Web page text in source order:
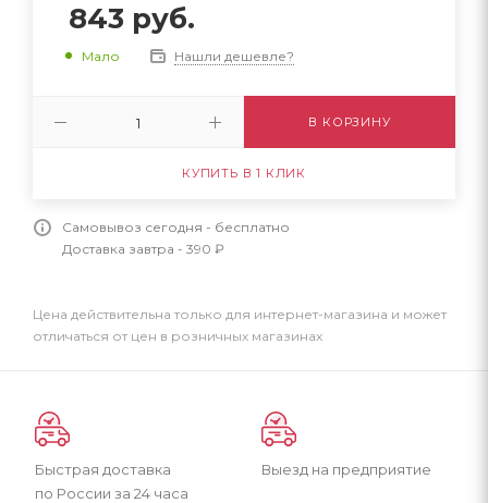
843 руб.
Мало Нашли дешевле?
В КОРЗИНУ
КУПИТЬ В 1 КЛИК
Самовывоз сегодня - бесплатно
Доставка завтра - 390 ₽
Цена действительна только для интернет-магазина и может
отличаться от цен в розничных магазинах
Быстрая доставка
по России за 24 часа
Выезд на предприятие